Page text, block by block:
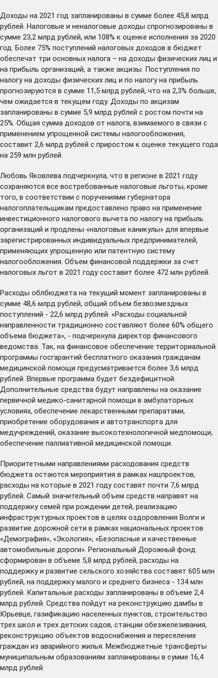
Доходы на 2021 год запланированы в сумме более 45,8 млрд
рублей. Налоговые и неналоговые доходы спрогнозированы в
сумме 23,2 млрд рублей, или 108% к оценке исполнения за 2020
год. Более 75% поступлений налоговых доходов в бюджет
обеспечат три основных налога – на доходы физических лиц и
на прибыль организаций, а также акцизы. Поступления по
налогу на доходы физических лиц и по налогу на прибыль
прогнозируются в сумме 11,5 млрд рублей, что на 2,3% больше,
чем ожидается в текущем году. Доходы по акцизам
запланированы в сумме 5,9 млрд рублей с ростом почти на
25%. Общая сумма доходов от налога, взимаемого в связи с
применением упрощенной системы налогообложения,
составит 2,6 млрд рублей с приростом к оценке текущего года
на 259 млн рублей.
Любовь Яковлева подчеркнула, что в регионе в 2021 году
сохраняются все востребованные налоговые льготы, кроме
того, в соответствии с поручениями губернатора
налогоплательщикам предоставлено право на применение
инвестиционного налогового вычета по налогу на прибыль
организаций и продлены «налоговые каникулы» для впервые
зарегистрированных индивидуальных предпринимателей,
применяющих упрощенную или патентную систему
налогообложения. Объем финансовой поддержки за счет
налоговых льгот в 2021 году составит более 472 млн рублей.
Расходы облбюджета на текущий момент запланированы в
сумме 48,6 млрд рублей, общий объем безвозмездных
поступлений - 22,6 млрд рублей. «Расходы социальной
направленности традиционно составляют более 60% общего
объема бюджета», - подчеркнула директор финансового
ведомства. Так, на финансовое обеспечение территориальной
программы госгарантий бесплатного оказания гражданам
медицинской помощи предусматривается более 3,6 млрд
рублей. Впервые программа будет бездефицитной.
Дополнительные средства будут направлены на оказание
первичной медико-санитарной помощи в амбулаторных
условиях, обеспечение лекарственными препаратами,
приобретение оборудования и автотранспорта для
медучреждений, оказание высокотехнологичной медпомощи,
обеспечение паллиативной медицинской помощи.
Приоритетными направлениями расходования средств
бюджета остаются мероприятия в рамках нацпроектов,
расходы на которые в 2021 году составят почти 7,6 млрд
рублей. Самый значительный объем средств направят на
поддержку семей при рождении детей, реализацию
инфраструктурных проектов в целях оздоровления Волги и
развитие дорожной сети в рамках национальных проектов
«Демография», «Экология», «Безопасные и качественные
автомобильные дороги». Региональный Дорожный фонд
сформирован в объеме 5,8 млрд рублей, расходы на
поддержку и развитие сельского хозяйства составят 605 млн
рублей, на поддержку малого и среднего бизнеса - 134 млн
рублей. Капитальные расходы запланированы в объеме 2,4
млрд рублей. Средства пойдут на реконструкцию дамбы в
Юрьевце, газификацию населенных пунктов, строительство
трех школ и трех детских садов, станции обезжелезивания,
реконструкцию объектов водоснабжения и переселение
граждан из аварийного жилья. Межбюджетные трансферты
муниципальным образованиям запланированы в сумме 16,4
млрд рублей.